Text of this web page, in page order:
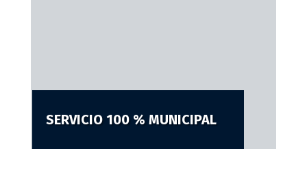
SERVICIO 100 % MUNICIPAL